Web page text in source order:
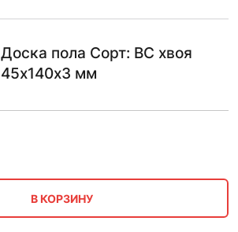
Доска пола Сорт: BC хвоя
45х140х3 мм
В КОРЗИНУ